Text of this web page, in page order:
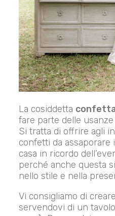
La cosiddetta
fare parte delle
Si tratta di offrire agli
confetti da assaporare
casa in ricordo
perché anche questa
nello stile e nella
Vi consigliamo di
servendovi di un